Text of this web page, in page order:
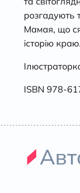
розгадують
Мамая, що
історію краю.
ISBN 978-